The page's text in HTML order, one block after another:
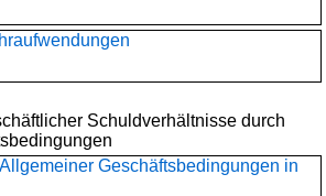
Schuldverhältnisse durch
Geschäftsbedingungen in